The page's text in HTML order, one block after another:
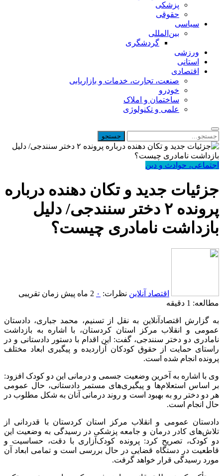
پزشکی
حقوقی
سیاسی
بین‌المللی
گردشگری
ورزشی
استانی
اقتصادی
صنعت، تجارت، خدمات و بازاریابی
خودرو
ساختمان و املاک
علمی و تکنولوژی
اجتماعی، حوادث و دین
جزئیات جدید و تکان دهنده درباره
پرونده ۲ دختر سنندجی/ دلیل
بازداشت نامادری چیست؟
اقتصاد آنلاین نظرات: ۰ 2 ماه پیش
زمان تقریبی
مطالعه: 1 دقیقه
به گزارش اقتصادآنلاین به نقل از تسنیم، محمد جباری، دادستان
عمومی و انقلاب مرکز استان کردستان، با اشاره به بازداشت
نامادری دو دختر سنندجی، گفت: این اقدام با دستور دادستانی و در
راستای حمایت از حقوق کودکان آزاردیده و پیگیری ابعاد مختلف
پرونده انجام شده است.
وی با اشاره به آخرین وضعیت جسمی و درمانی این دو کودک افزود:
بر اساس استعلام‌ها و پیگیری‌های مستمر دادستانی، حال عمومی
هر دو دختر رو به بهبود است و روند درمانی آنان به شکل مطلوب در
حال انجام است.
دادستان عمومی و انقلاب مرکز استان کردستان با قدردانی از
تلاش‌های کادر درمان و جامعه پزشکی در رسیدگی به وضعیت این
دو کودک، تصریح کرد: پرونده کودک‌آزاری با دقت، حساسیت و
قاطعیت در دستگاه قضایی در حال بررسی است و تمامی ابعاد آن
مورد رسیدگی قرار خواهد گرفت.